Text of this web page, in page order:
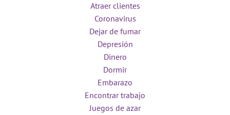
Atraer clientes
Coronavirus
Dejar de fumar
Depresión
Dinero
Dormir
Embarazo
Encontrar trabajo
Juegos de azar